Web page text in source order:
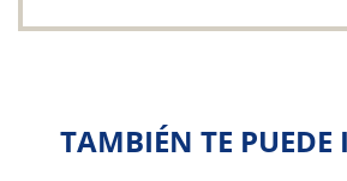
TAMBIÉN TE PUEDE